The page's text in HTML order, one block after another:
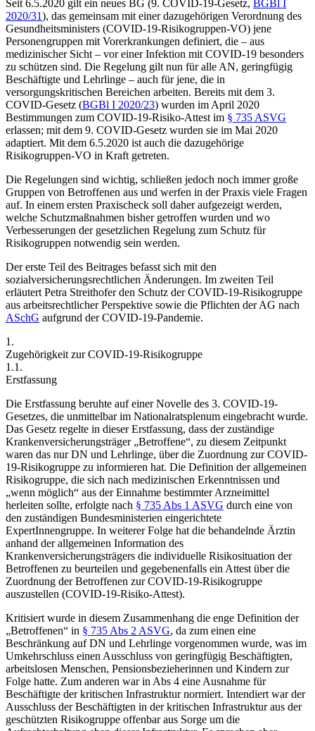
Seit 6.5.2020 gilt ein neues BG (9. COVID-19-Gesetz, BGBl I
2020/31), das gemeinsam mit einer dazugehörigen Verordnung des
Gesundheitsministers (COVID-19-Risikogruppen-VO) jene
Personengruppen mit Vorerkrankungen definiert, die – aus
medizinischer Sicht – vor einer Infektion mit COVID-19 besonders
zu schützen sind. Die Regelung gilt nun für alle AN, geringfügig
Beschäftigte und Lehrlinge – auch für jene, die in
versorgungskritischen Bereichen arbeiten. Bereits mit dem 3.
COVID-Gesetz (BGBl I 2020/23) wurden im April 2020
Bestimmungen zum COVID-19-Risiko-Attest im § 735 ASVG
erlassen; mit dem 9. COVID-Gesetz wurden sie im Mai 2020
adaptiert. Mit dem 6.5.2020 ist auch die dazugehörige
Risikogruppen-VO in Kraft getreten.
Die Regelungen sind wichtig, schließen jedoch noch immer große
Gruppen von Betroffenen aus und werfen in der Praxis viele Fragen
auf. In einem ersten Praxischeck soll daher aufgezeigt werden,
welche Schutzmaßnahmen bisher getroffen wurden und wo
Verbesserungen der gesetzlichen Regelung zum Schutz für
Risikogruppen notwendig sein werden.
Der erste Teil des Beitrages befasst sich mit den
sozialversicherungsrechtlichen Änderungen. Im zweiten Teil
erläutert Petra Streithofer den Schutz der COVID-19-Risikogruppe
aus arbeitsrechtlicher Perspektive sowie die Pflichten der AG nach
ASchG aufgrund der COVID-19-Pandemie.
1.
Zugehörigkeit zur COVID-19-Risikogruppe
1.1.
Erstfassung
Die Erstfassung beruhte auf einer Novelle des 3. COVID-19-
Gesetzes, die unmittelbar im Nationalratsplenum eingebracht wurde.
Das Gesetz regelte in dieser Erstfassung, dass der zuständige
Krankenversicherungsträger „Betroffene“, zu diesem Zeitpunkt
waren das nur DN und Lehrlinge, über die Zuordnung zur COVID-
19-Risikogruppe zu informieren hat. Die Definition der allgemeinen
Risikogruppe, die sich nach medizinischen Erkenntnissen und
„wenn möglich“ aus der Einnahme bestimmter Arzneimittel
herleiten sollte, erfolgte nach § 735 Abs 1 ASVG durch eine von
den zuständigen Bundesministerien eingerichtete
ExpertInnengruppe. In weiterer Folge hat die behandelnde Ärztin
anhand der allgemeinen Information des
Krankenversicherungsträgers die individuelle Risikosituation der
Betroffenen zu beurteilen und gegebenenfalls ein Attest über die
Zuordnung der Betroffenen zur COVID-19-Risikogruppe
auszustellen (COVID-19-Risiko-Attest).
Kritisiert wurde in diesem Zusammenhang die enge Definition der
„Betroffenen“ in § 735 Abs 2 ASVG, da zum einen eine
Beschränkung auf DN und Lehrlinge vorgenommen wurde, was im
Umkehrschluss einen Ausschluss von geringfügig Beschäftigten,
arbeitslosen Menschen, Pensionsbezieherinnen und Kindern zur
Folge hatte. Zum anderen war in Abs 4 eine Ausnahme für
Beschäftigte der kritischen Infrastruktur normiert. Intendiert war der
Ausschluss der Beschäftigten in der kritischen Infrastruktur aus der
geschützten Risikogruppe offenbar aus Sorge um die